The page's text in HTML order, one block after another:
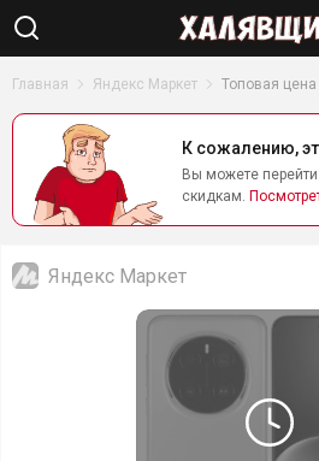
Главная Яндекс Маркет Топовая
К сожалению,
Вы можете
скидкам.
Яндекс Маркет